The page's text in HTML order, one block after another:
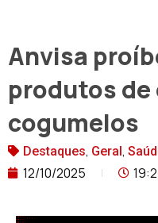
Anvisa
produtos de
cogumelos
Destaques, Geral ,
12/10/2025